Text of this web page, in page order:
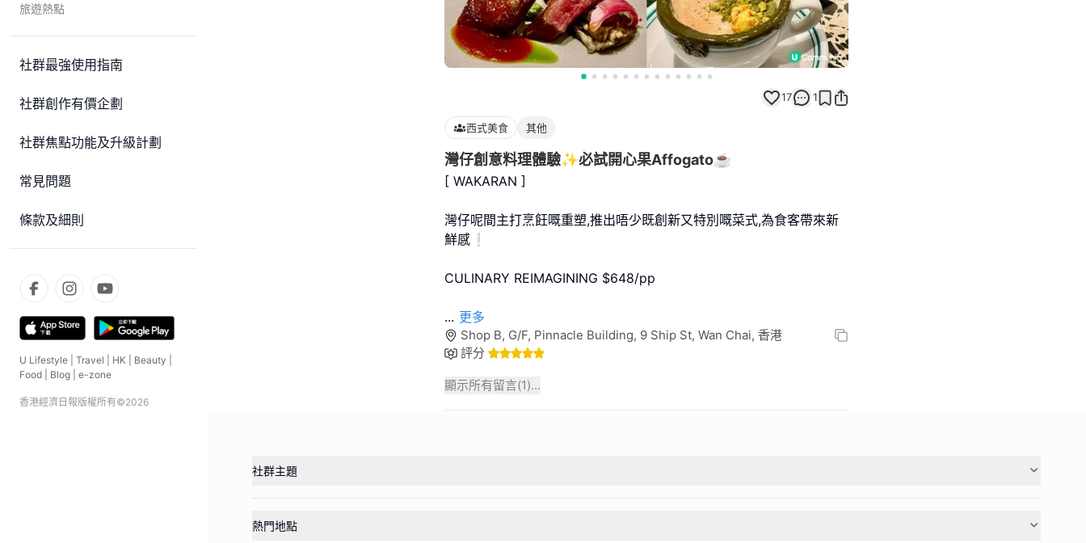
旅遊熱點
社群最強使用指南
社群創作有價企劃
社群焦點功能及升級計劃
常見問題
條款及細則
U Lifestyle Travel HK Beauty
Food
Blog e-zone
香港經濟日報版權所有©2026
17 1
西式美食 其他
灣仔創意料理體驗✨必試開心果Affogato☕️
[ WAKARAN ]
灣仔呢間主打烹飪嘅重塑,推出唔少既創新又特別嘅菜式,為食客帶來新
鮮感❕
CULINARY REIMAGINING $648/pp
... 更多
Shop B, G/F, Pinnacle Building, 9 Ship St, Wan Chai, 香港
評分
顯示所有留言(1)...
社群主題
熱門地點